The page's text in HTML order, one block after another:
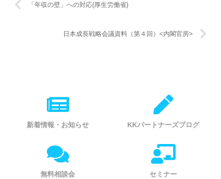
「年収の壁」への対応(厚生労働省)
日本成長戦略会議資料（第４回）<内閣官房>
新着情報・お知らせ KKパートナーズブログ
無料相談会 セミナー